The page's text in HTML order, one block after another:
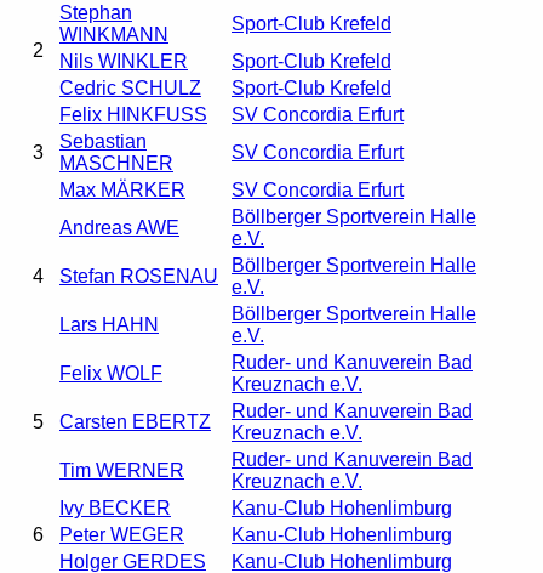
2
Stephan
WINKMANN
Sport-Club Krefeld
Nils WINKLER
Sport-Club Krefeld
Cedric SCHULZ
Sport-Club Krefeld
3
Felix HINKFUSS
SV Concordia Erfurt
Sebastian
MASCHNER
SV Concordia Erfurt
Max MÄRKER
SV Concordia Erfurt
4
Andreas AWE
Böllberger Sportverein Halle
e.V.
Stefan ROSENAU
Böllberger Sportverein Halle
e.V.
Lars HAHN
Böllberger Sportverein Halle
e.V.
5
Felix WOLF
Ruder- und Kanuverein Bad
Kreuznach e.V.
Carsten EBERTZ
Ruder- und Kanuverein Bad
Kreuznach e.V.
Tim WERNER
Ruder- und Kanuverein Bad
Kreuznach e.V.
6
Ivy BECKER
Kanu-Club Hohenlimburg
Peter WEGER
Kanu-Club Hohenlimburg
Holger GERDES
Kanu-Club Hohenlimburg